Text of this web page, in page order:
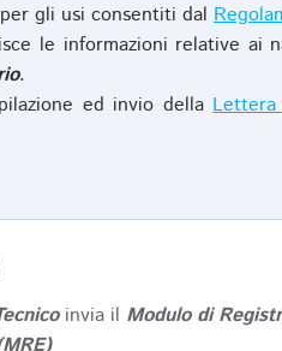
gli usi consentiti dal
le informazioni relative ai
.
ed invio dellaLettera
invia il Modulo di